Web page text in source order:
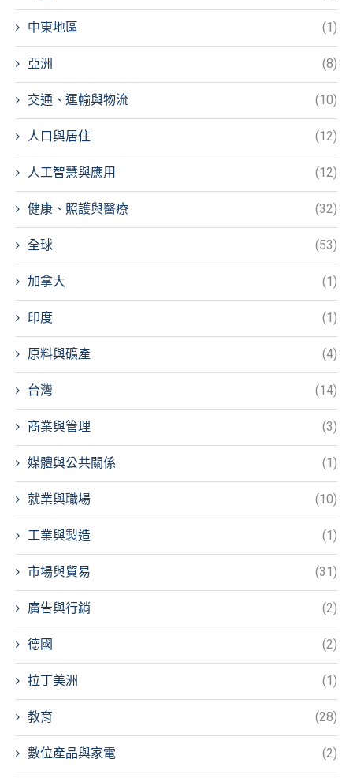
中東地區 (1)
亞洲 (8)
交通、運輸與物流 (10)
人口與居住 (12)
人工智慧與應用 (12)
健康、照護與醫療 (32)
全球 (53)
加拿大 (1)
印度 (1)
原料與礦產 (4)
台灣 (14)
商業與管理 (3)
媒體與公共關係 (1)
就業與職場 (10)
工業與製造 (1)
市場與貿易 (31)
廣告與行銷 (2)
德國 (2)
拉丁美洲 (1)
教育 (28)
數位產品與家電 (2)